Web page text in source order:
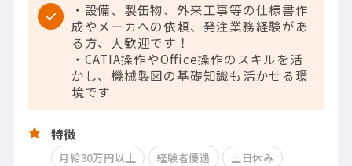
・設備、製缶物、外来工事等の仕様書作
成やメーカへの依頼、発注業務経験があ
る方、大歓迎です！
・CATIA操作やOffice操作のスキルを活
かし、機械製図の基礎知識も活かせる環
境です
特徴
月給30万円以上 経験者優遇
土日休み